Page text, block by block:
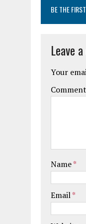
BE THE
Leave
Your
Comment
Name*
Email*